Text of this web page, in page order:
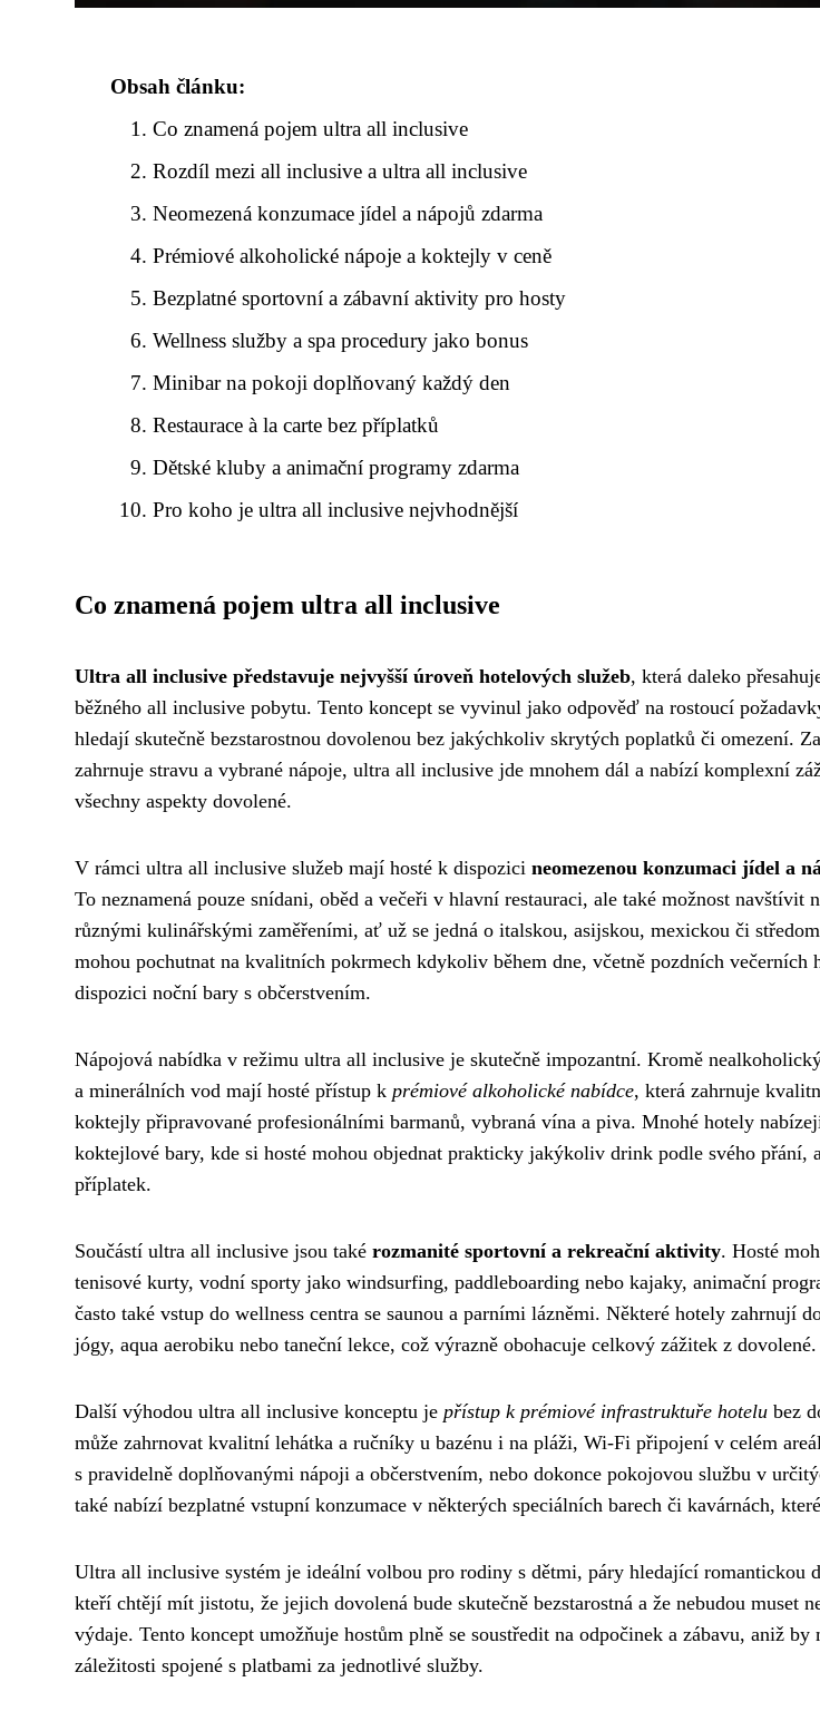
Obsah článku:
Co znamená pojem ultra all inclusive
Rozdíl mezi all inclusive a ultra all inclusive
Neomezená konzumace jídel a nápojů zdarma
Prémiové alkoholické nápoje a koktejly v ceně
Bezplatné sportovní a zábavní aktivity pro hosty
Wellness služby a spa procedury jako bonus
Minibar na pokoji doplňovaný každý den
Restaurace à la carte bez příplatků
Dětské kluby a animační programy zdarma
Pro koho je ultra all inclusive nejvhodnější
Co znamená pojem ultra all inclusive
Ultra all inclusive představuje nejvyšší úroveň hotelových služeb, která daleko
běžného all inclusive pobytu. Tento koncept se vyvinul jako odpověď na rostoucí
hledají skutečně bezstarostnou dovolenou bez jakýchkoliv skrytých poplatků či omezení.
zahrnuje stravu a vybrané nápoje, ultra all inclusive jde mnohem dál a nabízí komplexní
všechny aspekty dovolené.
V rámci ultra all inclusive služeb mají hosté k dispozici neomezenou konzumaci jídel a
To neznamená pouze snídani, oběd a večeři v hlavní restauraci, ale také možnost navštívit
různými kulinářskými zaměřeními, ať už se jedná o italskou, asijskou, mexickou či
mohou pochutnat na kvalitních pokrmech kdykoliv během dne, včetně pozdních večerních
dispozici noční bary s občerstvením.
Nápojová nabídka v režimu ultra all inclusive je skutečně impozantní. Kromě
a minerálních vod mají hosté přístup k prémiové alkoholické nabídce, která zahrnuje
koktejly připravované profesionálními barmanů, vybraná vína a piva. Mnohé hotely
koktejlové bary, kde si hosté mohou objednat prakticky jakýkoliv drink podle svého přání,
příplatek.
Součástí ultra all inclusive jsou také rozmanité sportovní a rekreační aktivity. Hosté
tenisové kurty, vodní sporty jako windsurfing, paddleboarding nebo kajaky, animační
často také vstup do wellness centra se saunou a parními lázněmi. Některé hotely zahrnují
jógy, aqua aerobiku nebo taneční lekce, což výrazně obohacuje celkový zážitek z dovolené.
Další výhodou ultra all inclusive konceptu je přístup k prémiové infrastruktuře hotelu bez
může zahrnovat kvalitní lehátka a ručníky u bazénu i na pláži, Wi-Fi připojení v celém
s pravidelně doplňovanými nápoji a občerstvením, nebo dokonce pokojovou službu v
také nabízí bezplatné vstupní konzumace v některých speciálních barech či kavárnách,
Ultra all inclusive systém je ideální volbou pro rodiny s dětmi, páry hledající romantickou
kteří chtějí mít jistotu, že jejich dovolená bude skutečně bezstarostná a že nebudou muset
výdaje. Tento koncept umožňuje hostům plně se soustředit na odpočinek a zábavu, aniž
záležitosti spojené s platbami za jednotlivé služby.